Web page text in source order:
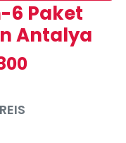
6 Paket
Antalya